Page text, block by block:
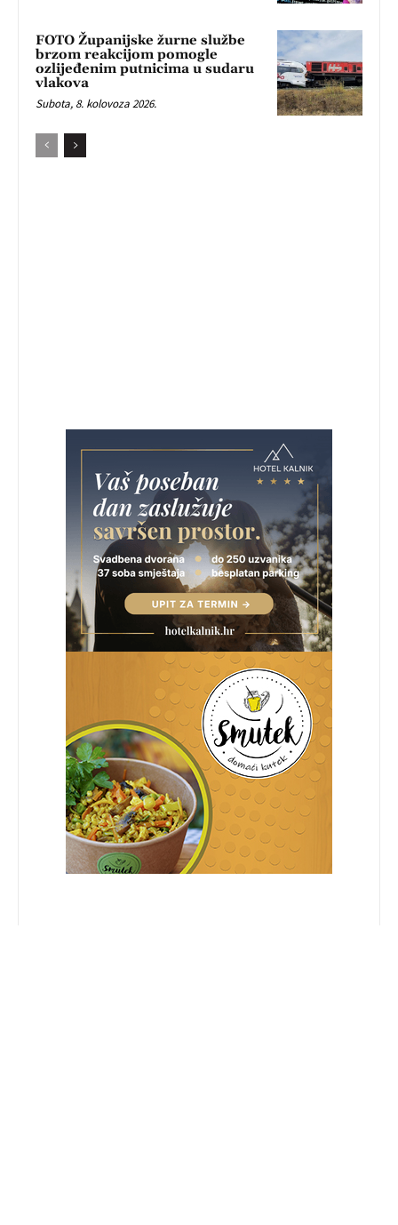
FOTO Županijske žurne službe
brzom reakcijom pomogle
ozlijeđenim putnicima u sudaru
vlakova
Subota, 8. kolovoza 2026.